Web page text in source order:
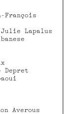
François
Julie Lapalus
Depret
Averous